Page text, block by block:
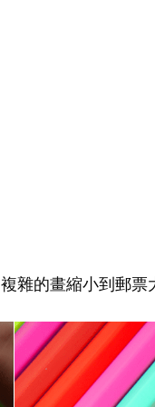
雜的畫縮小到郵